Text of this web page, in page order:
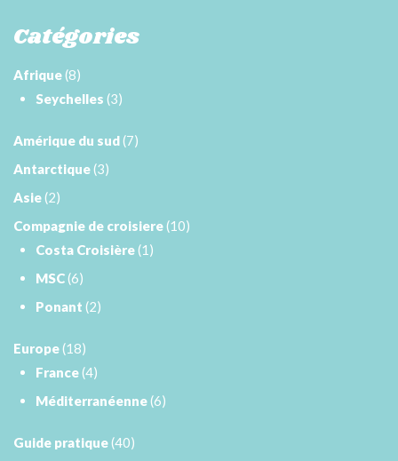
Catégories
Afrique(8)
Seychelles (3)
Amérique du sud(7)
Antarctique(3)
Asie(2)
Compagnie de croisiere(10)
Costa Croisière(1)
MSC(6)
Ponant (2)
Europe(18)
France(4)
Méditerranéenne(6)
Guide pratique(40)